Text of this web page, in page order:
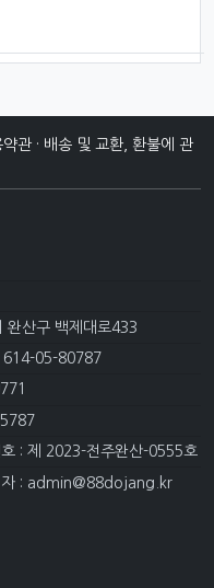
약관 · 배송 및 교환, 환불에 관
완산구 백제대로433
614-05-80787
: 제 2023-전주완산-0555호
자 : admin@88dojang.kr